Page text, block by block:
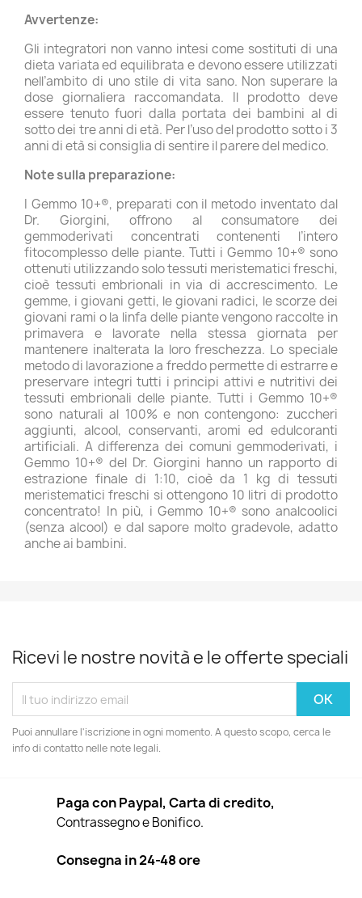
Avvertenze:
Gli integratori non vanno intesi come sostituti di una
dieta variata ed equilibrata e devono essere utilizzati
nell’ambito di uno stile di vita sano. Non superare la
dose giornaliera raccomandata. Il prodotto deve
essere tenuto fuori dalla portata dei bambini al di
sotto dei tre anni di età. Per l’uso del prodotto sotto i 3
anni di età si consiglia di sentire il parere del medico.
Note sulla preparazione:
I Gemmo 10+®, preparati con il metodo inventato dal
Dr. Giorgini, offrono al consumatore dei
gemmoderivati concentrati contenenti l’intero
fitocomplesso delle piante. Tutti i Gemmo 10+® sono
ottenuti utilizzando solo tessuti meristematici freschi,
cioè tessuti embrionali in via di accrescimento. Le
gemme, i giovani getti, le giovani radici, le scorze dei
giovani rami o la linfa delle piante vengono raccolte in
primavera e lavorate nella stessa giornata per
mantenere inalterata la loro freschezza. Lo speciale
metodo di lavorazione a freddo permette di estrarre e
preservare integri tutti i principi attivi e nutritivi dei
tessuti embrionali delle piante. Tutti i Gemmo 10+®
sono naturali al 100% e non contengono: zuccheri
aggiunti, alcool, conservanti, aromi ed edulcoranti
artificiali. A differenza dei comuni gemmoderivati, i
Gemmo 10+® del Dr. Giorgini hanno un rapporto di
estrazione finale di 1:10, cioè da 1 kg di tessuti
meristematici freschi si ottengono 10 litri di prodotto
concentrato! In più, i Gemmo 10+® sono analcoolici
(senza alcool) e dal sapore molto gradevole, adatto
anche ai bambini.
Ricevi le nostre novità e le offerte speciali
Puoi annullare l'iscrizione in ogni momento. A questo scopo, cerca le
info di contatto nelle note legali.
Paga con Paypal, Carta di credito,
Contrassegno e Bonifico.
Consegna in 24-48 ore